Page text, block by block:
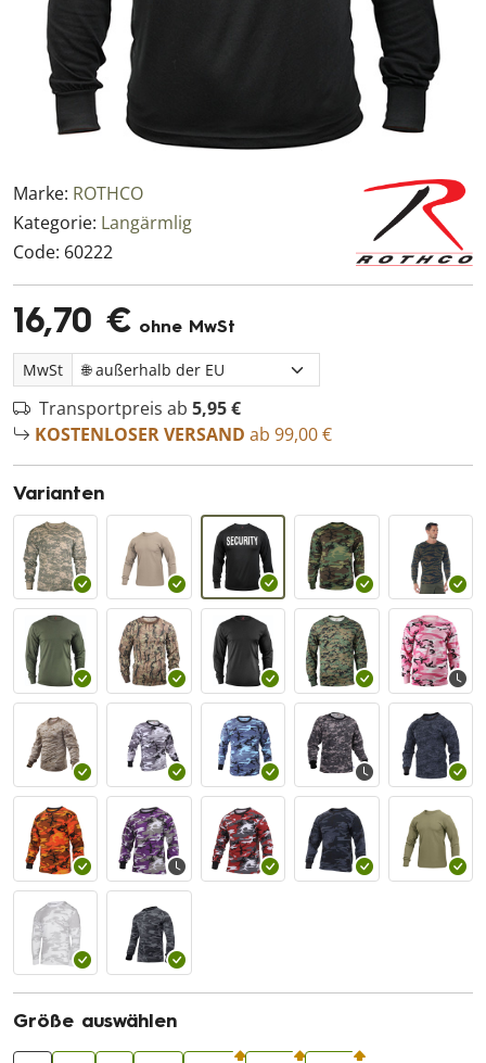
Marke: ROTHCO
Kategorie: Langärmlig
Code: 60222
16,70 € ohne MwSt
MwSt
Transportpreis ab 5,95 €
KOSTENLOSER VERSAND ab 99,00 €
Varianten
Größe auswählen